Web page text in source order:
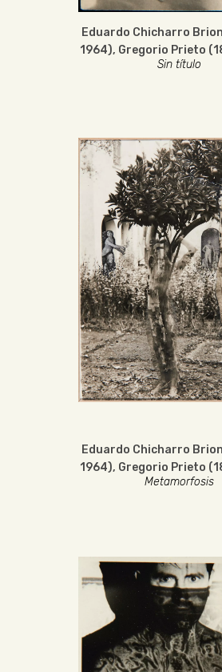
Eduardo Chicharro
1964), Gregorio Prieto
Sin título
Eduardo Chicharro
1964), Gregorio Prieto
Metamorfosis